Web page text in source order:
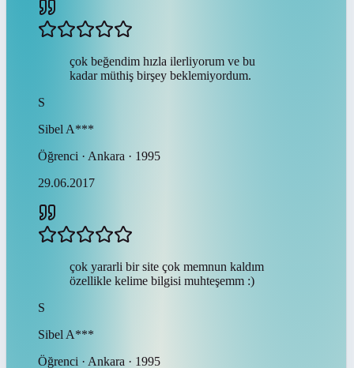
çok beğendim hızla ilerliyorum ve bu
kadar müthiş birşey beklemiyordum.
S
Sibel A***
Öğrenci · Ankara · 1995
29.06.2017
çok yararli bir site çok memnun kaldım
özellikle kelime bilgisi muhteşemm :)
S
Sibel A***
Öğrenci · Ankara · 1995